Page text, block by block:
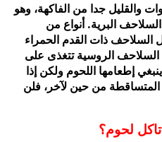
والقليل جدا من الفاكهة، وهو
البرية. أنواع من
السلاحف ذات القدم الحمراء
السلاحف الروسية تتغذى على
إطعامها اللحوم ولكن إذا
من حين لآخر، فلن
لحوم؟